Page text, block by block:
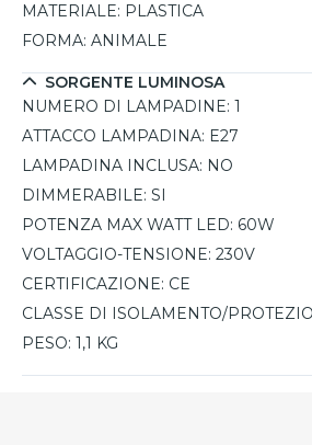
MATERIALE: PLASTICA
FORMA: ANIMALE
SORGENTE LUMINOSA
NUMERO DI LAMPADINE: 1
ATTACCO LAMPADINA: E27
LAMPADINA INCLUSA: NO
DIMMERABILE: SI
POTENZA MAX WATT LED: 60W
VOLTAGGIO-TENSIONE: 230V
CERTIFICAZIONE: CE
CLASSE DI ISOLAMENTO/
PESO: 1,1 KG